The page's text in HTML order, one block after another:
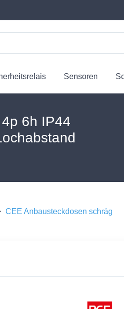
Sensoren
6h IP44
CEE Anbausteckdosen schräg